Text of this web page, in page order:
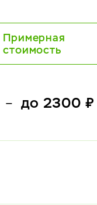
Примерная
стоимость
— до 2300 ₽